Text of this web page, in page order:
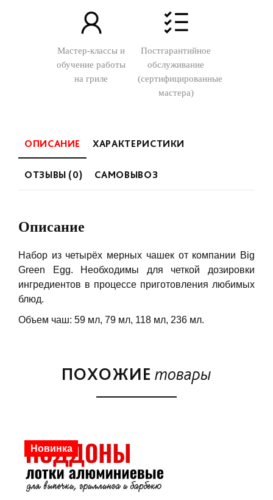
Мастер-классы и
обучение работы
на гриле
Постгарантийное
обслуживание
(сертифицированные
мастера)
ОПИСАНИЕ ХАРАКТЕРИСТИКИ
ОТЗЫВЫ (0) САМОВЫВОЗ
Описание
Набор из четырёх мерных чашек от компании Big
Green Egg. Необходимы для четкой дозировки
ингредиентов в процессе приготовления любимых
блюд.
Объем чаш: 59 мл, 79 мл, 118 мл, 236 мл.
ПОХОЖИЕ товары
Скидка
Новинка